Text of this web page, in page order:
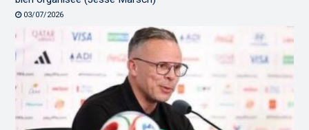
03/07/2026